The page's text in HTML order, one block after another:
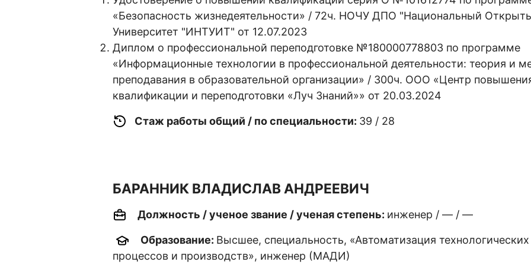
«Безопасность жизнедеятельности» / 72ч. НОЧУ ДПО "Национальный
Университет "ИНТУИТ" от 12.07.2023
Диплом о профессиональной переподготовке №180000778803 по программе
«Информационные технологии в профессиональной деятельности: теория и
преподавания в образовательной организации» / 300ч. ООО «Центр
квалификации и переподготовки «Луч Знаний»» от 20.03.2024
Стаж работы общий / по специальности: 39 / 28
БАРАННИК ВЛАДИСЛАВ АНДРЕЕВИЧ
Должность / ученое звание / ученая степень: инженер / — / —
Образование: Высшее, специальность, «Автоматизация технологических
процессов и производств», инженер (МАДИ)